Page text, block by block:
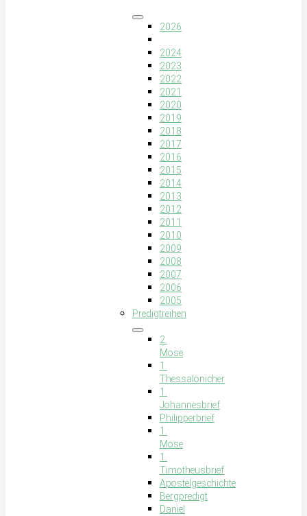
2026
2024
2023
2022
2021
2020
2019
2018
2017
2016
2015
2014
2013
2012
2011
2010
2009
2008
2007
2006
2005
Predigtreihen
2.
Mose
1.
Thessalonicher
1.
Johannesbrief
Philipperbrief
1.
Mose
1.
Timotheusbrief
Apostelgeschichte
Bergpredigt
Daniel